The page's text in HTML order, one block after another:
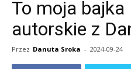
To moja
autorskie z
Przez Danuta Sroka - 2024-09-24